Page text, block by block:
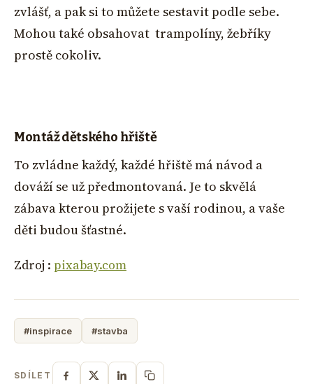
zvlášť, a pak si to můžete sestavit podle sebe.
Mohou také obsahovat trampolíny, žebříky
prostě cokoliv.
Montáž dětského hřiště
To zvládne každý, každé hřiště má návod a
dováží se už předmontovaná. Je to skvělá
zábava kterou prožijete s vaší rodinou, a vaše
děti budou šťastné.
Zdroj : pixabay.com
#inspirace #stavba
SDÍLET